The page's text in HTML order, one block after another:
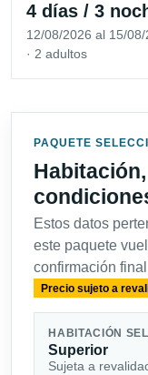
4 días / 3
12/08/2026 al 15/08/
· 2 adultos
PAQUETE
Estos datos
este paquete
confirmación
Precio sujeto a
HABITACIÓN
Superior
Sujeta a